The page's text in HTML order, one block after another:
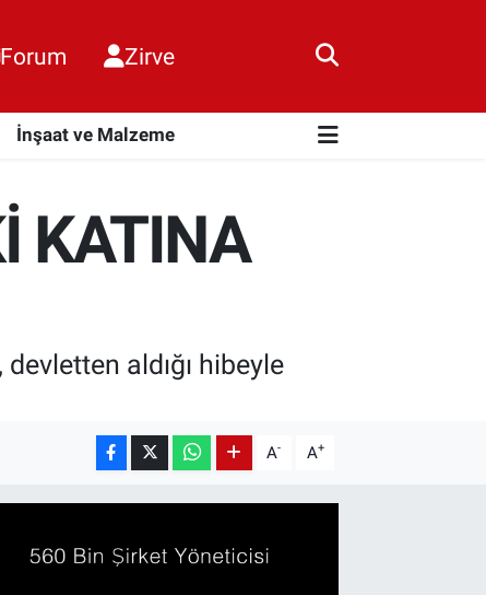
Forum Zirve
İnşaat ve Malzeme
KATINA
aldığı hibeyle
A- A+